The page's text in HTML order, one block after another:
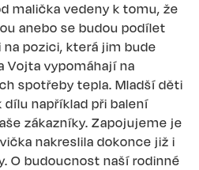
malička vedeny k tomu, že
anebo se budou podílet
pozici, která jim bude
Vojta vypomáhají na
spotřeby tepla. Mladší děti
dílu například při balení
zákazníky. Zapojujeme je
nakreslila dokonce již i
O budoucnost naší rodinné